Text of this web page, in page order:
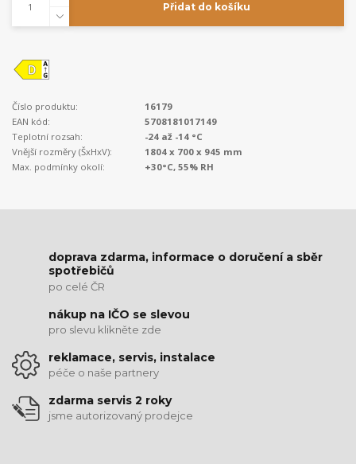
Přidat do košíku
Číslo produktu:
16179
EAN kód:
5708181017149
Teplotní rozsah:
-24 až -14 °C
Vnější rozměry (ŠxHxV):
1804 x 700 x 945 mm
Max. podmínky okolí:
+30°C, 55% RH
doprava zdarma, informace o doručení a sběr
spotřebičů
po celé ČR
nákup na IČO se slevou
pro slevu klikněte zde
reklamace, servis, instalace
péče o naše partnery
zdarma servis 2 roky
jsme autorizovaný prodejce